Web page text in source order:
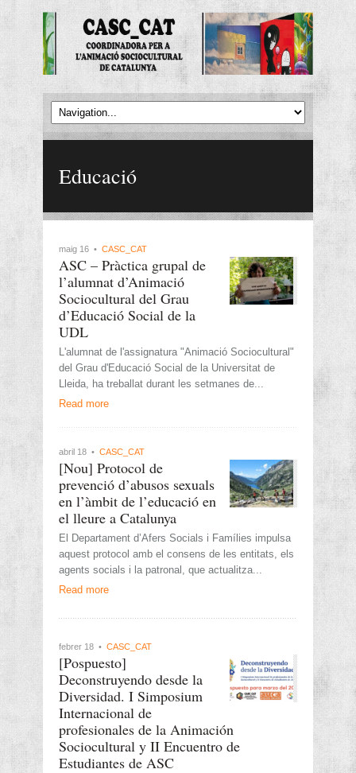
Educació
maig 16 • CASC_CAT
ASC – Pràctica grupal de
l’alumnat d’Animació
Sociocultural del Grau
d’Educació Social de la
UDL
L'alumnat de l'assignatura "Animació Sociocultural"
del Grau d'Educació Social de la Universitat de
Lleida, ha treballat durant les setmanes de...
Read more
abril 18 • CASC_CAT
[Nou] Protocol de
prevenció d’abusos sexuals
en l’àmbit de l’educació en
el lleure a Catalunya
El Departament d’Afers Socials i Famílies impulsa
aquest protocol amb el consens de les entitats, els
agents socials i la patronal, que actualitza...
Read more
febrer 18 • CASC_CAT
[Pospuesto]
Deconstruyendo desde la
Diversidad. I Simposium
Internacional de
profesionales de la Animación
Sociocultural y II Encuentro de
Estudiantes de ASC